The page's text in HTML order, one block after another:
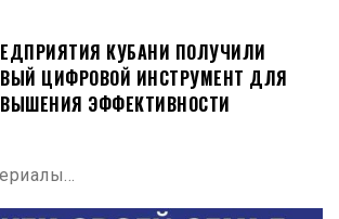
КУБАНИ ПОЛУЧИЛИ
ЦИФРОВОЙ ИНСТРУМЕНТ ДЛЯ
ЭФФЕКТИВНОСТИ